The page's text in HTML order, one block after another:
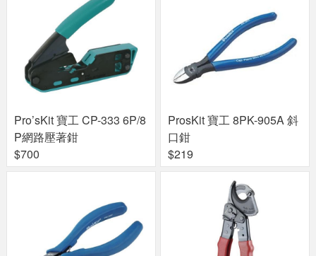
Pro’sKit 寶工 CP-333 6P/8
P網路壓著鉗
$700
ProsKit 寶工 8PK-905A 斜
口鉗
$219